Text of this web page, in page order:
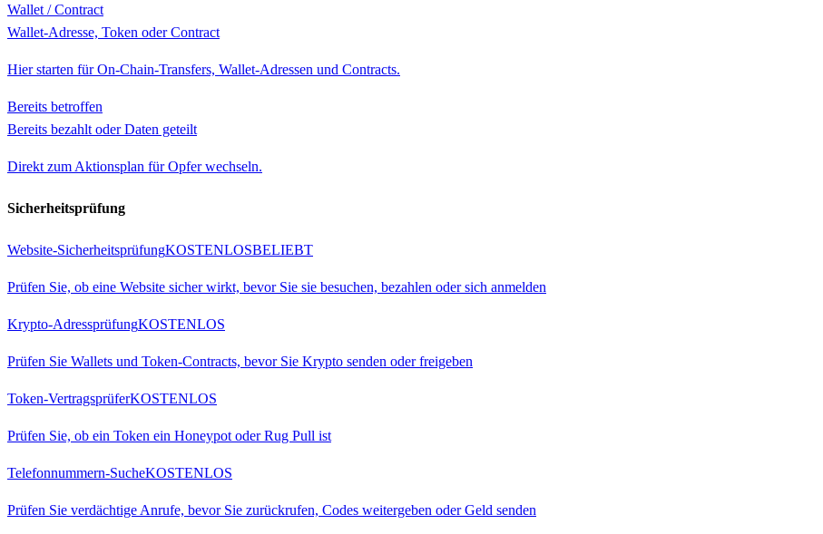
Wallet / Contract
Wallet-Adresse, Token oder Contract
Hier starten für On-Chain-Transfers, Wallet-Adressen und Contracts.
Bereits betroffen
Bereits bezahlt oder Daten geteilt
Direkt zum Aktionsplan für Opfer wechseln.
Sicherheitsprüfung
Website-SicherheitsprüfungKOSTENLOSBELIEBT
Prüfen Sie, ob eine Website sicher wirkt, bevor Sie sie besuchen, bezahlen oder sich anmelden
Krypto-AdressprüfungKOSTENLOS
Prüfen Sie Wallets und Token-Contracts, bevor Sie Krypto senden oder freigeben
Token-VertragsprüferKOSTENLOS
Prüfen Sie, ob ein Token ein Honeypot oder Rug Pull ist
Telefonnummern-SucheKOSTENLOS
Prüfen Sie verdächtige Anrufe, bevor Sie zurückrufen, Codes weitergeben oder Geld senden